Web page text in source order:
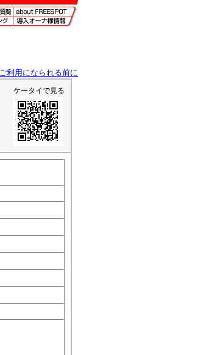
ご利用になられる前に
ケータイで見る